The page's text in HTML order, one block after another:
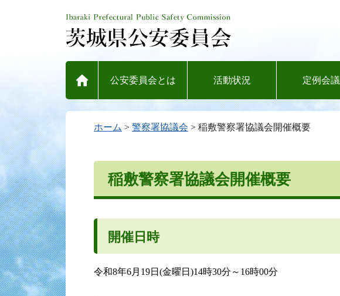
ホーム 公安委員会とは 活動状況 定例会議
ホーム > 警察署協議会 > 稲敷警察署協議会開催概要
稲敷警察署協議会開催概要
開催日時
令和8年6月19日(金曜日)14時30分～16時00分